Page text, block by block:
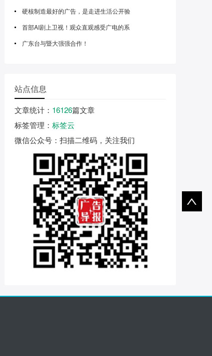
硬核制造最好的广告，是走进生活公开验
首部AI剧上卫视！观众直观感受广电的系
广东台与暨大强强合作！
站点信息
文章统计 ： 16126篇文章
标签管理 ： 标签云
微信公众号 ：扫描二维码，关注我们